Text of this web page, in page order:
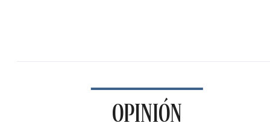
OPINIÓN